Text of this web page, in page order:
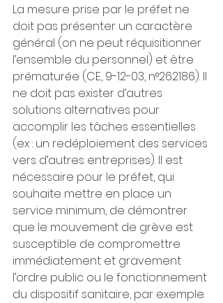
La mesure prise par le préfet ne
doit pas présenter un caractère
général (on ne peut réquisitionner
l’ensemble du personnel) et être
prématurée (CE, 9-12-03, n°262186). Il
ne doit pas exister d’autres
solutions alternatives pour
accomplir les tâches essentielles
(ex : un redéploiement des services
vers d’autres entreprises). Il est
nécessaire pour le préfet, qui
souhaite mettre en place un
service minimum, de démontrer
que le mouvement de grève est
susceptible de compromettre
immédiatement et gravement
l’ordre public ou le fonctionnement
du dispositif sanitaire, par exemple.